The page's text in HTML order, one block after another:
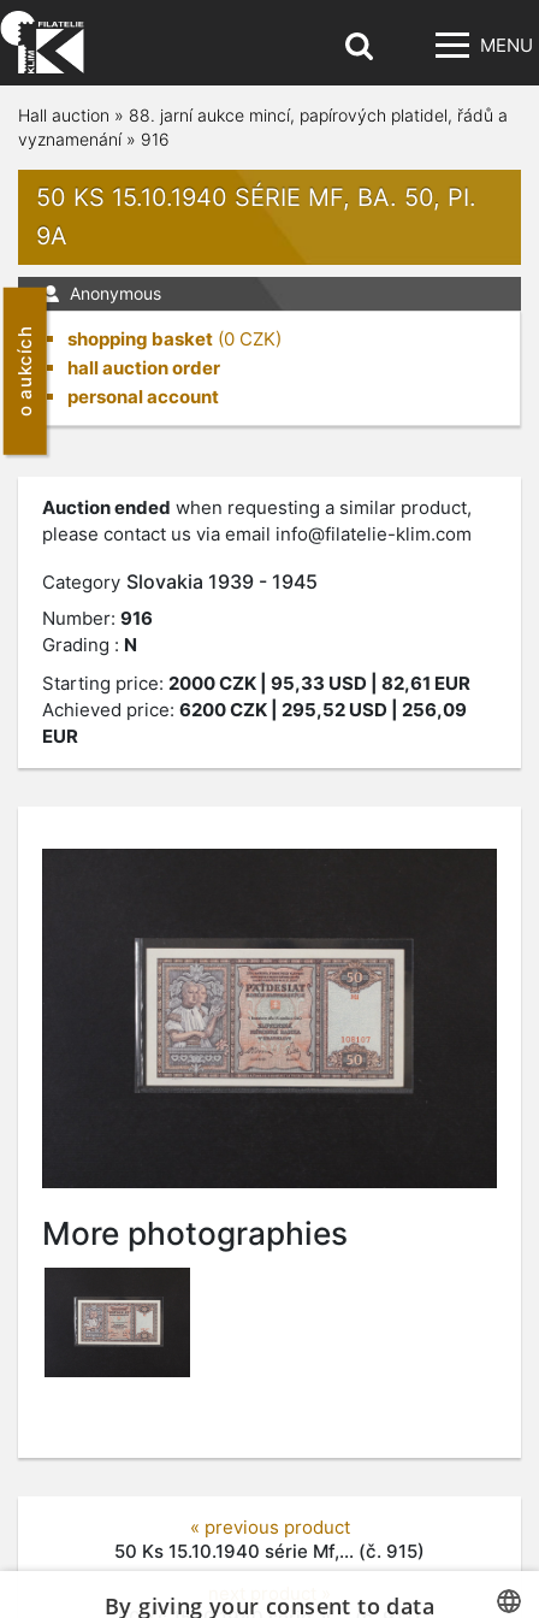
MENU
o aukcích
Hall auction » 88. jarní aukce mincí, papírových platidel, řádů a
vyznamenání» 916
50 KS 15.10.1940 SÉRIE MF, BA. 50, PI.
9A
Anonymous
shopping basket (0 CZK)
hall auction order
personal account
Auction ended when requesting a similar product,
please contact us via email info@filatelie-klim.com
Category Slovakia 1939 - 1945
Number: 916
Grading : N
Starting price: 2000CZK | 95,33 USD | 82,61 EUR
Achieved price: 6200CZK | 295,52 USD | 256,09
EUR
More photographies
« previous product
50 Ks 15.10.1940 série Mf,... (č. 915)
By giving your consent to data